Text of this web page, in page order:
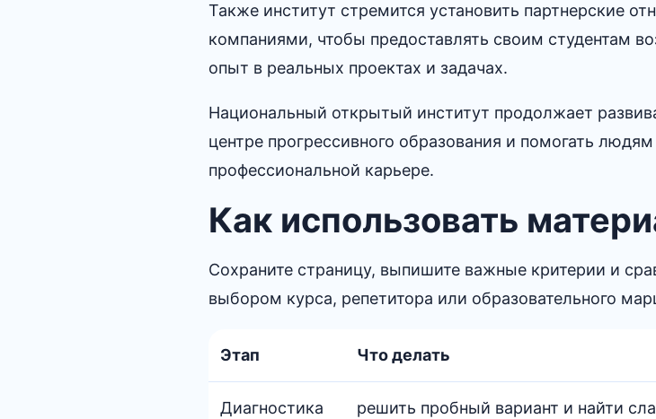
Также институт стремится установить партнерские
компаниями, чтобы предоставлять своим студентам
опыт в реальных проектах и задачах.
Национальный открытый институт продолжает
центре прогрессивного образования и помогать
профессиональной карьере.​
Как использовать
Сохраните страницу, выпишите важные критерии и
выбором курса, репетитора или образовательного
Этап Что делать
Диагностика решить пробный вариант и найти